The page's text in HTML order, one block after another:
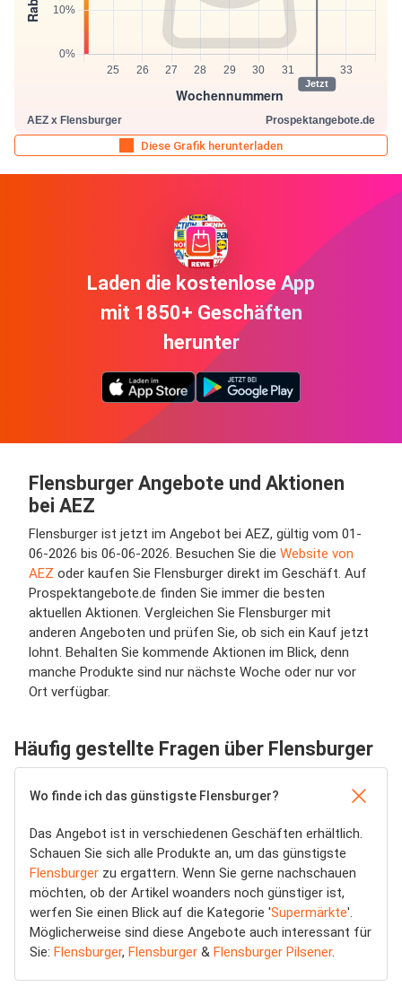
Diese Grafik herunterladen
Laden die kostenlose App
mit 1850+ Geschäften
herunter
Flensburger Angebote und Aktionen
bei AEZ
Flensburger ist jetzt im Angebot bei AEZ, gültig vom 01-
06-2026 bis 06-06-2026. Besuchen Sie die Website von
AEZ oder kaufen Sie Flensburger direkt im Geschäft. Auf
Prospektangebote.de finden Sie immer die besten
aktuellen Aktionen. Vergleichen Sie Flensburger mit
anderen Angeboten und prüfen Sie, ob sich ein Kauf jetzt
lohnt. Behalten Sie kommende Aktionen im Blick, denn
manche Produkte sind nur nächste Woche oder nur vor
Ort verfügbar.
Häufig gestellte Fragen über Flensburger
Wo finde ich das günstigste Flensburger?
Das Angebot ist in verschiedenen Geschäften erhältlich.
Schauen Sie sich alle Produkte an, um das günstigste
Flensburger zu ergattern. Wenn Sie gerne nachschauen
möchten, ob der Artikel woanders noch günstiger ist,
werfen Sie einen Blick auf die Kategorie 'Supermärkte'.
Möglicherweise sind diese Angebote auch interessant für
Sie: Flensburger, Flensburger & Flensburger Pilsener.